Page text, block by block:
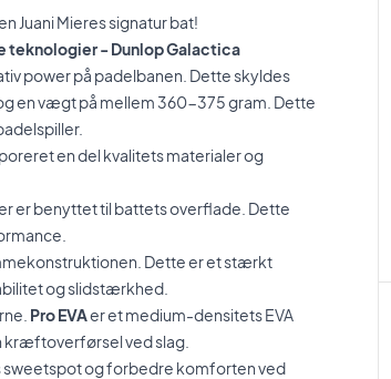
Juani Mieres signatur bat!
teknologier - Dunlop Galactica
power på padelbanen. Dette skyldes
en vægt på mellem 360-375 gram. Dette
en del kvalitets materialer og
er benyttet til battets overflade. Dette
Dette er et stærkt
og slidstærkhed.
Pro EVAer et medium-densitets EVA
kræftoverførsel ved slag.
og forbedre komforten ved